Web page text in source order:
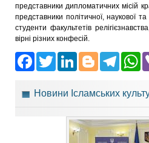
представники дипломатичних місій
представники політичної, наукової
студенти факультетів
вірні різних конфесій.
Facebook
Twitter
Новини Ісламських